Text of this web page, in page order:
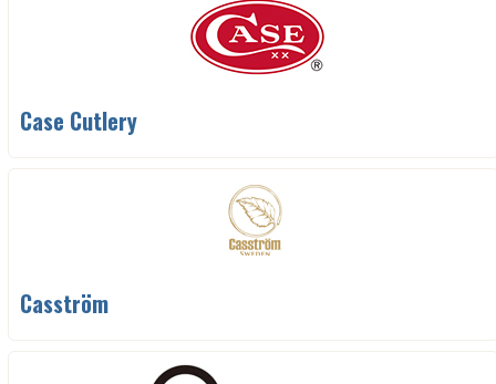
Case Cutlery
Casström